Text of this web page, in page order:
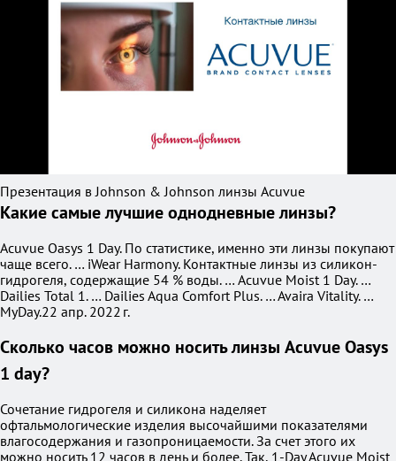
Презентация в Johnson & Johnson линзы Acuvue
Какие самые лучшие однодневные линзы?
Acuvue Oasys 1 Day. По статистике, именно эти линзы покупают
чаще всего. … iWear Harmony. Контактные линзы из силикон-
гидрогеля, содержащие 54 % воды. … Acuvue Moist 1 Day. …
Dailies Total 1. … Dailies Aqua Comfort Plus. … Avaira Vitality. …
MyDay.22 апр. 2022 г.
Сколько часов можно носить линзы Acuvue Oasys
1 day?
Сочетание гидрогеля и силикона наделяет
офтальмологические изделия высочайшими показателями
влагосодержания и газопроницаемости. За счет этого их
можно носить 12 часов в день и более. Так, 1-Day Acuvue Moist